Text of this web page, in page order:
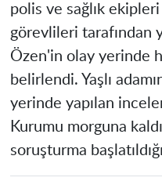
polis ve sağlık
görevlileri tarafından
Özen'in olay yerinde
belirlendi. Yaşlı
yerinde yapılan
Kurumu morguna
soruşturma